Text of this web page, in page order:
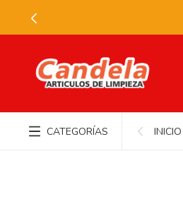
CATEGORÍAS INICIO